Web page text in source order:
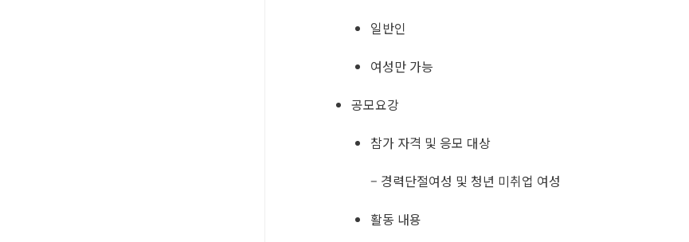
일반인
여성만 가능
공모요강
참가 자격 및 응모 대상
– 경력단절여성 및 청년 미취업 여성
활동 내용